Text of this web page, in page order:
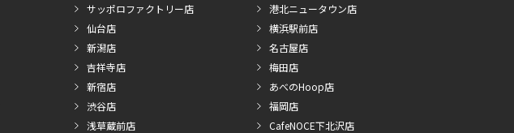
サッポロファクトリー店
仙台店
新潟店
吉祥寺店
新宿店
渋谷店
浅草蔵前店
港北ニュータウン店
横浜駅前店
名古屋店
梅田店
あべのHoop店
福岡店
CafeNOCE下北沢店